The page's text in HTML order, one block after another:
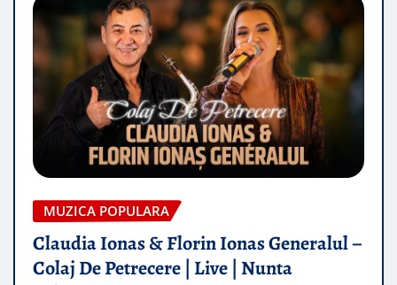
MUZICA POPULARA
Claudia Ionas & Florin Ionas Generalul –
Colaj De Petrecere | Live | Nunta